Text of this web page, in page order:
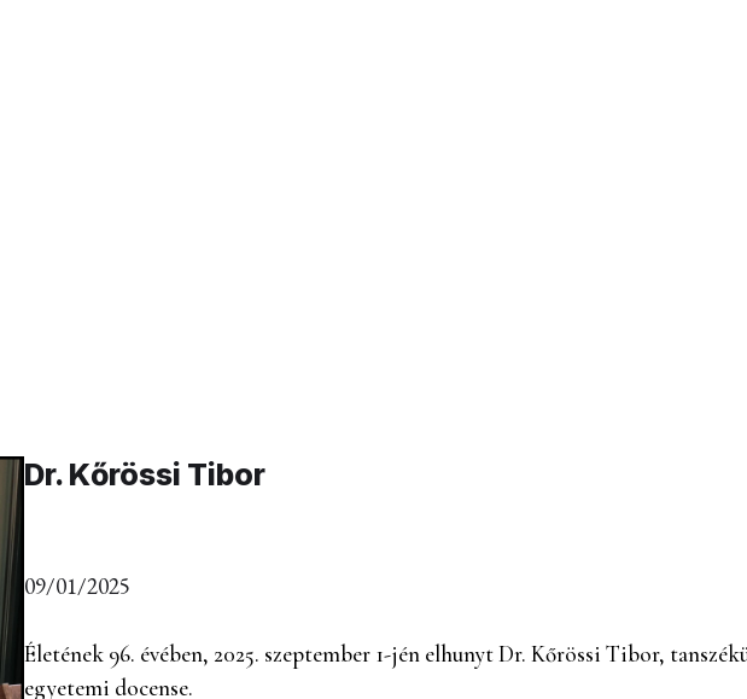
Dr. Kőrössi Tibor
09/01/2025
Életének 96. évében, 2025. szeptember 1-jén elhunyt Dr. Kőrössi Tibor,
egyetemi docense.